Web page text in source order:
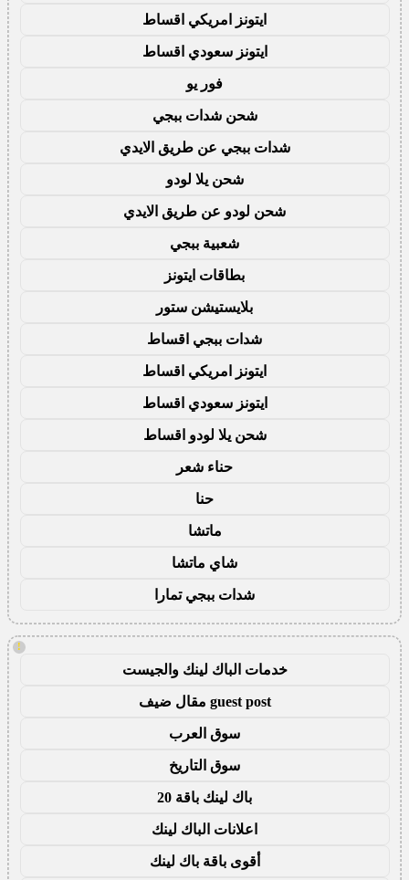
ايتونز امريكي اقساط
ايتونز سعودي اقساط
فور يو
شحن شدات ببجي
شدات ببجي عن طريق الايدي
شحن يلا لودو
شحن لودو عن طريق الايدي
شعبية ببجي
بطاقات ايتونز
بلايستيشن ستور
شدات ببجي اقساط
ايتونز امريكي اقساط
ايتونز سعودي اقساط
شحن يلا لودو اقساط
حناء شعر
حنا
ماتشا
شاي ماتشا
شدات ببجي تمارا
!
خدمات الباك لينك والجيست
guest post مقال ضيف
سوق العرب
سوق التاريخ
باك لينك باقة 20
اعلانات الباك لينك
أقوى باقة باك لينك